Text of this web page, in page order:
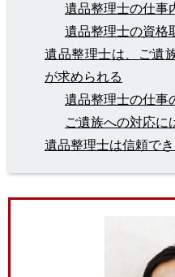
遺品整理士の仕事
遺品整理士の資格
遺品整理士は、ご遺
が求められる
遺品整理士の仕事
ご遺族への対応に
遺品整理士は信頼で